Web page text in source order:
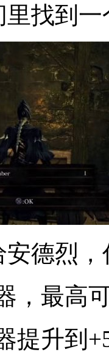
找到
德烈
，最高
提升到